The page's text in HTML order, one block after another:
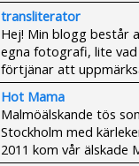
transliterator
Hej! Min blogg består
egna fotografi, lite
förtjänar att
Hot Mama
Malmöälskande tös
Stockholm med
2011 kom vår älskade